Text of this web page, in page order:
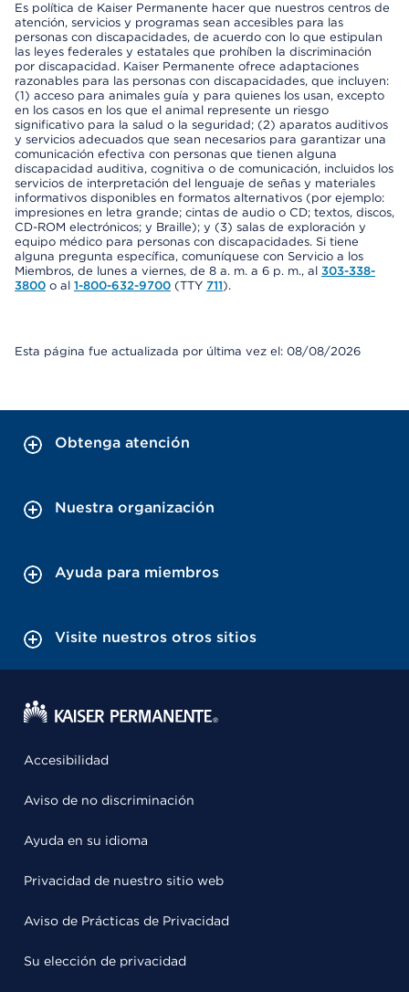
Es política de Kaiser Permanente hacer que nuestros centros de
atención, servicios y programas sean accesibles para las
personas con discapacidades, de acuerdo con lo que estipulan
las leyes federales y estatales que prohíben la discriminación
por discapacidad. Kaiser Permanente ofrece adaptaciones
razonables para las personas con discapacidades, que incluyen:
(1) acceso para animales guía y para quienes los usan, excepto
en los casos en los que el animal represente un riesgo
significativo para la salud o la seguridad; (2) aparatos auditivos
y servicios adecuados que sean necesarios para garantizar una
comunicación efectiva con personas que tienen alguna
discapacidad auditiva, cognitiva o de comunicación, incluidos los
servicios de interpretación del lenguaje de señas y materiales
informativos disponibles en formatos alternativos (por ejemplo:
impresiones en letra grande; cintas de audio o CD; textos, discos,
CD-ROM electrónicos; y Braille); y (3) salas de exploración y
equipo médico para personas con discapacidades. Si tiene
alguna pregunta específica, comuníquese con Servicio a los
Miembros, de lunes a viernes, de 8 a. m. a 6 p. m., al 303-338-
3800 o al 1-800-632-9700 (TTY 711).
Esta página fue actualizada por última vez el: 08/08/2026
Obtenga atención
Nuestra organización
Ayuda para miembros
Visite nuestros otros sitios
Accesibilidad
Aviso de no discriminación
Ayuda en su idioma
Privacidad de nuestro sitio web
Aviso de Prácticas de Privacidad
Su elección de privacidad